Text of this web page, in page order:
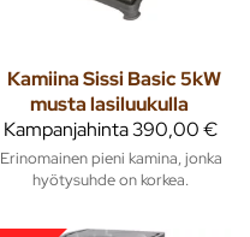
Kamiina Sissi Basic 5kW
musta lasiluukulla
Kampanjahinta390,00 €
Erinomainen pieni kamina, jonka
hyötysuhde on korkea.